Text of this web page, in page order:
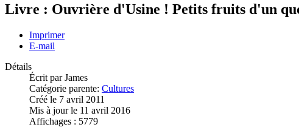
Livre : Ouvrière d'Usine ! Petits fruits d'un
Imprimer
E-mail
Détails
Écrit parJames
Catégorie parente: Cultures
Créé le 7 avril 2011
Mis à jour le 11 avril 2016
Affichages : 5779